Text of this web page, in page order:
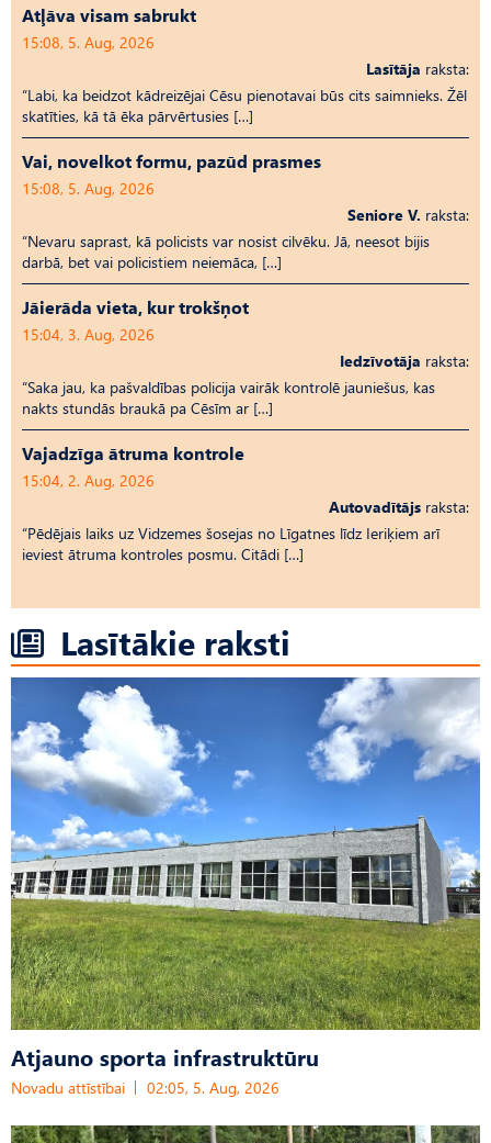
Atļāva visam sabrukt
15:08, 5. Aug, 2026
Lasītāja raksta:
“Labi, ka beidzot kādreizējai Cēsu pienotavai būs cits saimnieks. Žēl
skatīties, kā tā ēka pārvērtusies […]
Vai, novelkot formu, pazūd prasmes
15:08, 5. Aug, 2026
Seniore V. raksta:
“Nevaru saprast, kā policists var nosist cilvēku. Jā, neesot bijis
darbā, bet vai policistiem neiemāca, […]
Jāierāda vieta, kur trokšņot
15:04, 3. Aug, 2026
Iedzīvotāja raksta:
“Saka jau, ka pašvaldības policija vairāk kontrolē jauniešus, kas
nakts stundās braukā pa Cēsīm ar […]
Vajadzīga ātruma kontrole
15:04, 2. Aug, 2026
Autovadītājs raksta:
“Pēdējais laiks uz Vid­ze­mes šosejas no Līgatnes līdz Ieriķiem arī
ieviest ātruma kontroles posmu. Citādi […]
Lasītākie raksti
Atjauno sporta infrastruktūru
Novadu attīstībai 02:05, 5. Aug, 2026